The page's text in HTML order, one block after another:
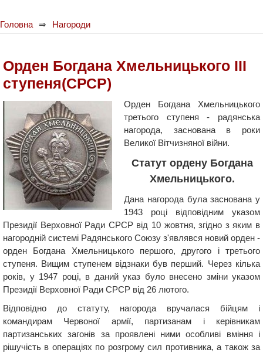
Головна Нагороди
Орден Богдана Хмельницького ІІІ
ступеня(СРСР)
Орден Богдана Хмельницького
третього ступеня - радянська
нагорода, заснована в роки
Великої Вітчизняної війни.
Статут ордену Богдана
Хмельницького.
Дана нагорода була заснована у
1943 році відповідним указом
Президії Верховної Ради СРСР від 10 жовтня, згідно з яким в
нагородній системі Радянського Союзу з'являвся новий орден -
орден Богдана Хмельницького першого, другого і третього
ступеня. Вищим ступенем відзнаки був перший. Через кілька
років, у 1947 році, в даний указ було внесено зміни указом
Президії Верховної Ради СРСР від 26 лютого.
Відповідно до статуту, нагорода вручалася бійцям і
командирам Червоної армії, партизанам і керівникам
партизанських загонів за проявлені ними особливі вміння і
рішучість в операціях по розгрому сил противника, а також за